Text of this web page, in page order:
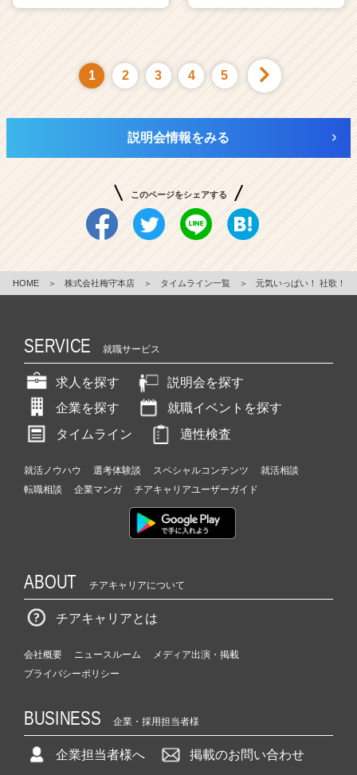
1 2 3 4 5
説明会情報をみる
このページをシェアする
HOME ＞ 株式会社梅守本店 ＞ タイムライン一覧 ＞ 元気いっぱい！ 社歌！
SERVICE 就職サービス
求人を探す
説明会を探す
企業を探す
就職イベントを探す
タイムライン
適性検査
就活ノウハウ 選考体験談 スペシャルコンテンツ
就活相談
転職相談
企業マンガ チアキャリアユーザーガイド
ABOUT チアキャリアについて
チアキャリアとは
会社概要 ニュースルーム
メディア出演・掲載
プライバシーポリシー
BUSINESS 企業・採用担当者様
企業担当者様へ 掲載のお問い合わせ